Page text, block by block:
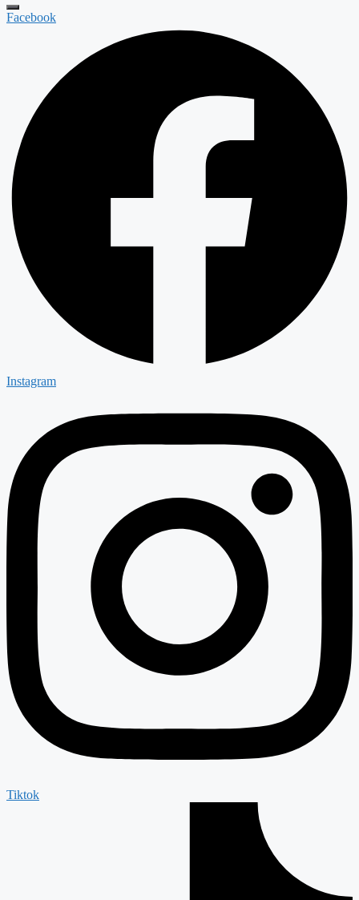
Facebook
Instagram
Tiktok